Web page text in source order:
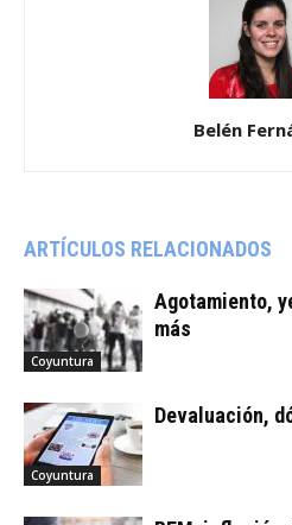
Belén
ARTÍCULOS RELACIONADOS
Coyuntura
Agotamiento,
más
Coyuntura
Devaluación,